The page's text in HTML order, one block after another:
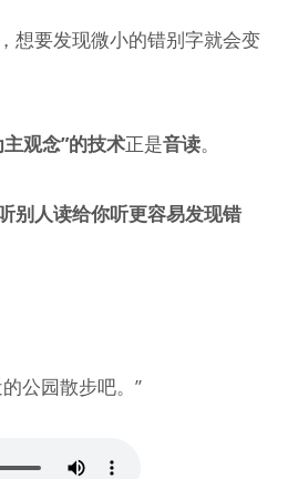
想要发现微小的错别字就会变
观念”的技术正是音读。
别人读给你听更容易发现错
公园散步吧。”